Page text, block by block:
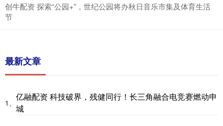
创牛配资 探索“公园+”，世纪公园将办秋日音乐市集及体育生活
节
最新文章
1、
亿融配资 科技破界，残健同行！长三角融合电竞赛燃动申
城